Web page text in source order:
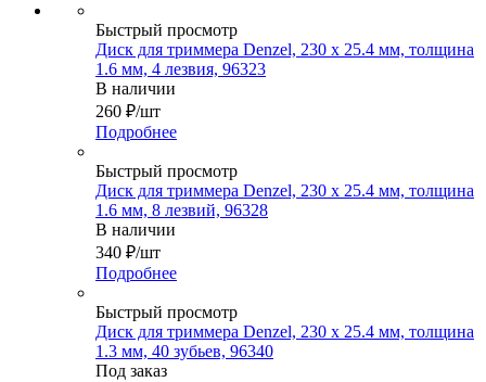
Быстрый просмотр
Диск для триммера Denzel, 230 х 25.4 мм, толщина
1.6 мм, 4 лезвия, 96323
В наличии
260 ₽/шт
Подробнее
Быстрый просмотр
Диск для триммера Denzel, 230 х 25.4 мм, толщина
1.6 мм, 8 лезвий, 96328
В наличии
340 ₽/шт
Подробнее
Быстрый просмотр
Диск для триммера Denzel, 230 х 25.4 мм, толщина
1.3 мм, 40 зубьев, 96340
Под заказ